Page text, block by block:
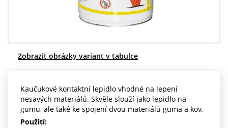
O nás a kariéra
Zobrazit obrázky variant v tabulce
Kaučukové kontaktní lepidlo vhodné na lepení
nesavých materiálů. Skvěle slouží jako lepidlo na
gumu, ale také ke spojení dvou materiálů guma a kov.
Použití: